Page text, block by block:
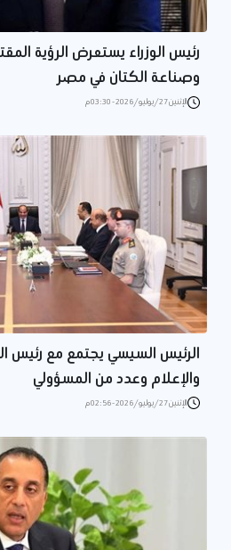
رئيس الوزراء يستعرض الرؤية
وصناعة الكتان في مصر
الإثنين 27/يوليو/2026 - 03:30 م
الرئيس السيسي يجتمع مع رئيس
والإعلام وعدد من المسؤولي
الإثنين 27/يوليو/2026 - 02:56 م